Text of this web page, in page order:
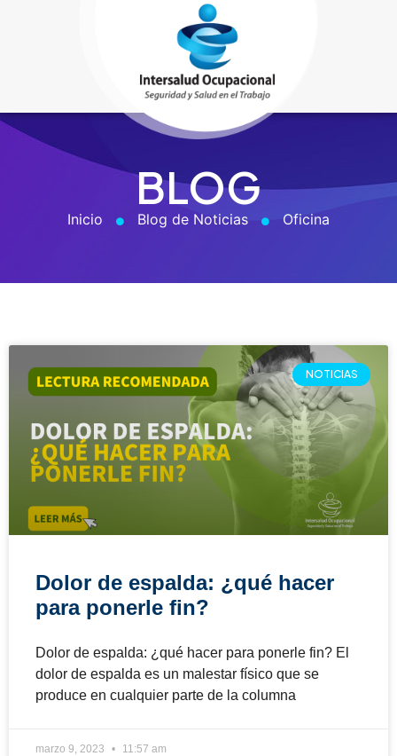
BLOG
Inicio Blog de Noticias Oficina
NOTICIAS
Dolor de espalda: ¿qué hacer
para ponerle fin?
Dolor de espalda: ¿qué hacer para ponerle fin? El
dolor de espalda es un malestar físico que se
produce en cualquier parte de la columna
marzo 9, 2023 11:57 am